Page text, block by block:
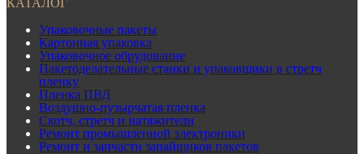
Упаковочные пакеты
Картонная упаковка
Упаковочное обрудование
Пакетоделательные станки и упаковщики в стретч
пленку
Пленка ПВД
Воздушно-пузырчатая пленка
Скотч, стретч и натяжители
Ремонт промышленной электроники
Ремонт и запчасти запайщиков пакетов